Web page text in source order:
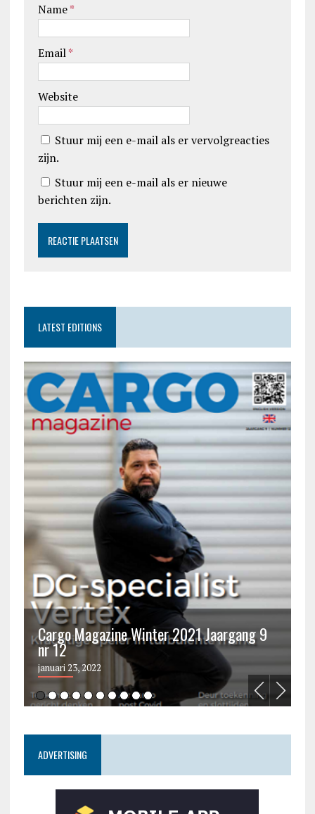
Name*
Email*
Website
Stuur mij een e-mail als er vervolgreacties
zijn.
Stuur mij een e-mail als er nieuwe
berichten zijn.
LATEST EDITIONS
Cargo Magazine Winter 2021 Jaargang 9
nr 12
januari 23, 2022
ADVERTISING